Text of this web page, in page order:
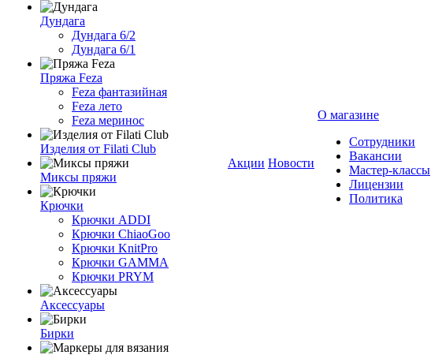
Дундага
Дундага 6/2
Дундага 6/1
Пряжа Feza
Feza фантазийная
Feza лето
Feza меринос
Изделия от Filati Club
Миксы пряжи
Крючки
Крючки ADDI
Крючки ChiaoGoo
Крючки KnitPro
Крючки GAMMA
Крючки PRYM
Аксессуары
Бирки
Акции Новости
О магазине
Сотрудники
Вакансии
Мастер-классы
Лицензии
Политика